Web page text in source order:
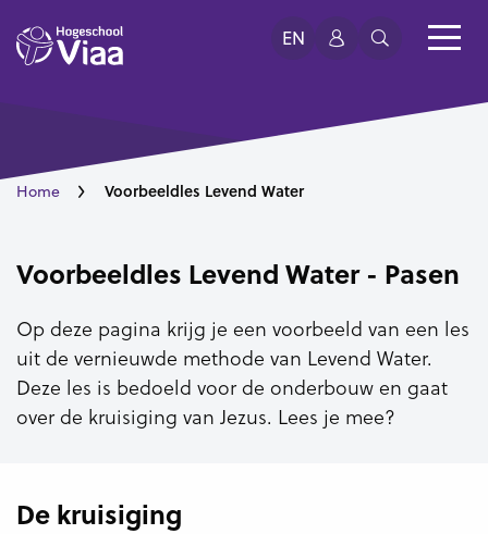
EN
Home Voorbeeldles Levend Water
Voorbeeldles Levend Water - Pasen
Op deze pagina krijg je een voorbeeld van een les
uit de vernieuwde methode van Levend Water.
Deze les is bedoeld voor de onderbouw en gaat
over de kruisiging van Jezus. Lees je mee?
De kruisiging